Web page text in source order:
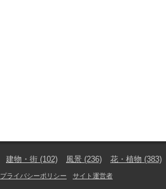
建物・街 (102) 風景 (236) 花・植物 (383)
プライバシーポリシー サイト運営者